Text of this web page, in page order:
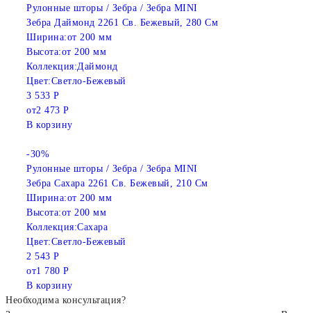
Рулонные шторы / Зебра / Зебра MINI
Зебра Даймонд 2261 Св. Бежевый, 280 См
Ширина:от 200 мм
Высота:от 200 мм
Коллекция:Даймонд
Цвет:Светло-Бежевый
3 533 Р
от2 473 Р
В корзину
-30%
Рулонные шторы / Зебра / Зебра MINI
Зебра Сахара 2261 Св. Бежевый, 210 См
Ширина:от 200 мм
Высота:от 200 мм
Коллекция:Сахара
Цвет:Светло-Бежевый
2 543 Р
от1 780 Р
В корзину
Необходима консультация?